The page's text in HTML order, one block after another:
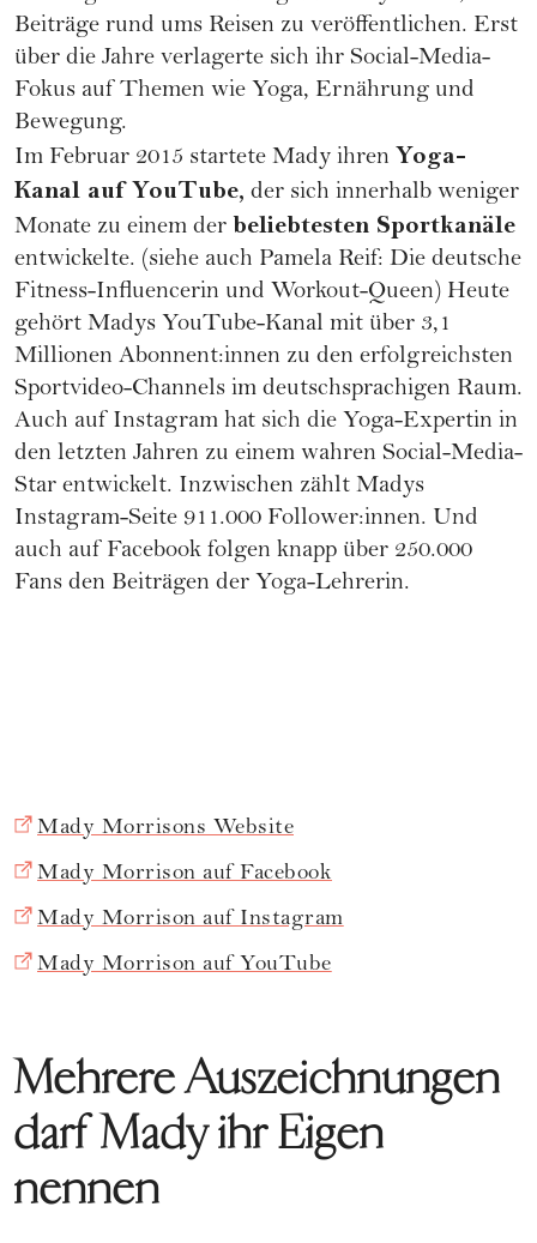
Beiträge rund ums Reisen zu veröffentlichen. Erst
über die Jahre verlagerte sich ihr Social-Media-
Fokus auf Themen wie Yoga, Ernährung und
Bewegung.
Im Februar 2015 startete Mady ihren Yoga-
Kanal auf YouTube, der sich innerhalb weniger
Monate zu einem der beliebtesten Sportkanäle
entwickelte. (siehe auch Pamela Reif: Die deutsche
Fitness-Influencerin und Workout-Queen) Heute
gehört Madys YouTube-Kanal mit über 3,1
Millionen Abonnent:innen zu den erfolgreichsten
Sportvideo-Channels im deutschsprachigen Raum.
Auch auf Instagram hat sich die Yoga-Expertin in
den letzten Jahren zu einem wahren Social-Media-
Star entwickelt. Inzwischen zählt Madys
Instagram-Seite 911.000 Follower:innen. Und
auch auf Facebook folgen knapp über 250.000
Fans den Beiträgen der Yoga-Lehrerin.
Mady Morrisons Website
Mady Morrison auf Facebook
Mady Morrison auf Instagram
Mady Morrison auf YouTube
Mehrere Auszeichnungen
darf Mady ihr Eigen
nennen